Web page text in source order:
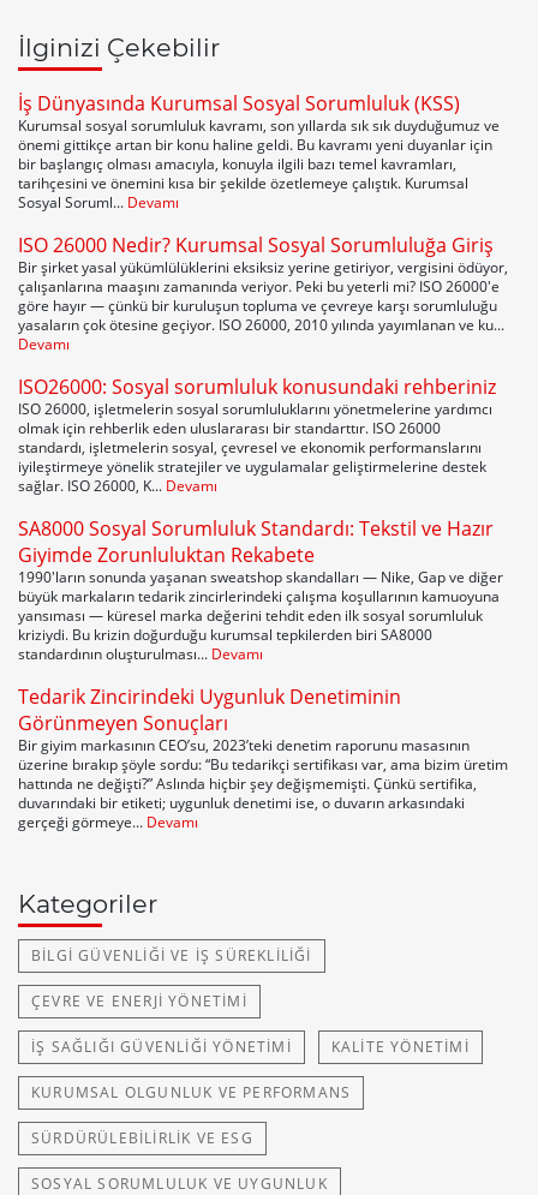
İlginizi Çekebilir
İş Dünyasında Kurumsal Sosyal Sorumluluk (KSS)
Kurumsal sosyal sorumluluk kavramı, son yıllarda sık sık duyduğumuz ve
önemi gittikçe artan bir konu haline geldi. Bu kavramı yeni duyanlar için
bir başlangıç olması amacıyla, konuyla ilgili bazı temel kavramları,
tarihçesini ve önemini kısa bir şekilde özetlemeye çalıştık. Kurumsal
Sosyal Soruml... Devamı
ISO 26000 Nedir? Kurumsal Sosyal Sorumluluğa Giriş
Bir şirket yasal yükümlülüklerini eksiksiz yerine getiriyor, vergisini ödüyor,
çalışanlarına maaşını zamanında veriyor. Peki bu yeterli mi? ISO 26000'e
göre hayır — çünkü bir kuruluşun topluma ve çevreye karşı sorumluluğu
yasaların çok ötesine geçiyor. ISO 26000, 2010 yılında yayımlanan ve ku...
Devamı
ISO26000: Sosyal sorumluluk konusundaki rehberiniz
ISO 26000, işletmelerin sosyal sorumluluklarını yönetmelerine yardımcı
olmak için rehberlik eden uluslararası bir standarttır. ISO 26000
standardı, işletmelerin sosyal, çevresel ve ekonomik performanslarını
iyileştirmeye yönelik stratejiler ve uygulamalar geliştirmelerine destek
sağlar. ISO 26000, K... Devamı
SA8000 Sosyal Sorumluluk Standardı: Tekstil ve Hazır
Giyimde Zorunluluktan Rekabete
1990'ların sonunda yaşanan sweatshop skandalları — Nike, Gap ve diğer
büyük markaların tedarik zincirlerindeki çalışma koşullarının kamuoyuna
yansıması — küresel marka değerini tehdit eden ilk sosyal sorumluluk
kriziydi. Bu krizin doğurduğu kurumsal tepkilerden biri SA8000
standardının oluşturulması... Devamı
Tedarik Zincirindeki Uygunluk Denetiminin
Görünmeyen Sonuçları
Bir giyim markasının CEO’su, 2023’teki denetim raporunu masasının
üzerine bırakıp şöyle sordu: “Bu tedarikçi sertifikası var, ama bizim üretim
hattında ne değişti?” Aslında hiçbir şey değişmemişti. Çünkü sertifika,
duvarındaki bir etiketi; uygunluk denetimi ise, o duvarın arkasındaki
gerçeği görmeye... Devamı
Kategoriler
BILGI GÜVENLIĞI VE İŞ SÜREKLILIĞI
ÇEVRE VE ENERJI YÖNETIMI
İŞ SAĞLIĞI GÜVENLIĞI YÖNETIMI KALITE YÖNETIMI
KURUMSAL OLGUNLUK VE PERFORMANS
SÜRDÜRÜLEBILIRLIK VE ESG
SOSYAL SORUMLULUK VE UYGUNLUK